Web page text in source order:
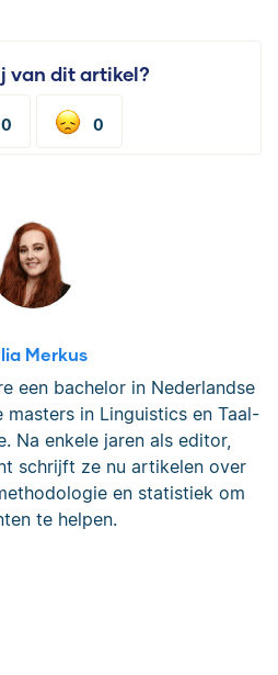
van dit artikel?
0 0
Merkus
een bachelor in Nederlandse
masters in Linguistics en Taal-
Na enkele jaren als editor,
schrijft ze nu artikelen over
en statistiek om
te helpen.